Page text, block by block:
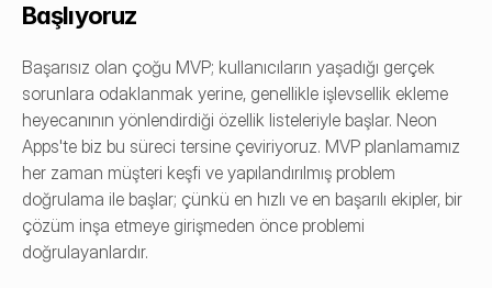
Başlıyoruz
Başarısız olan çoğu MVP; kullanıcıların yaşadığı gerçek
sorunlara odaklanmak yerine, genellikle işlevsellik ekleme
heyecanının yönlendirdiği özellik listeleriyle başlar. Neon
Apps'te biz bu süreci tersine çeviriyoruz. MVP planlamamız
her zaman müşteri keşfi ve yapılandırılmış problem
doğrulama ile başlar; çünkü en hızlı ve en başarılı ekipler, bir
çözüm inşa etmeye girişmeden önce problemi
doğrulayanlardır.